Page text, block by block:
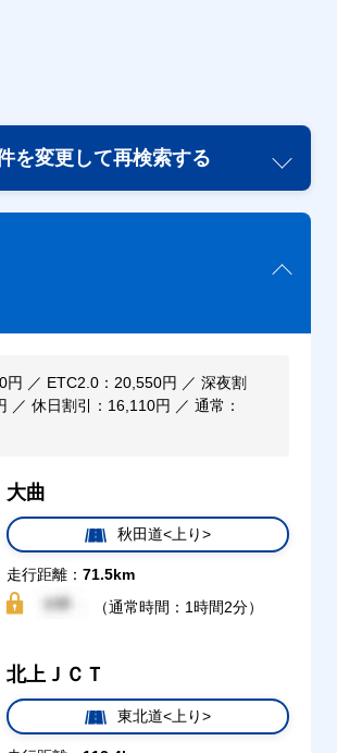
を変更して再検索する
円 ／ ETC2.0：20,550円 ／ 深夜割
／ 休日割引：16,110円 ／ 通常：
大曲
秋田道<上り>
走行距離： 71.5km
（通常時間：1時間2分）
北上ＪＣＴ
東北道<上り>